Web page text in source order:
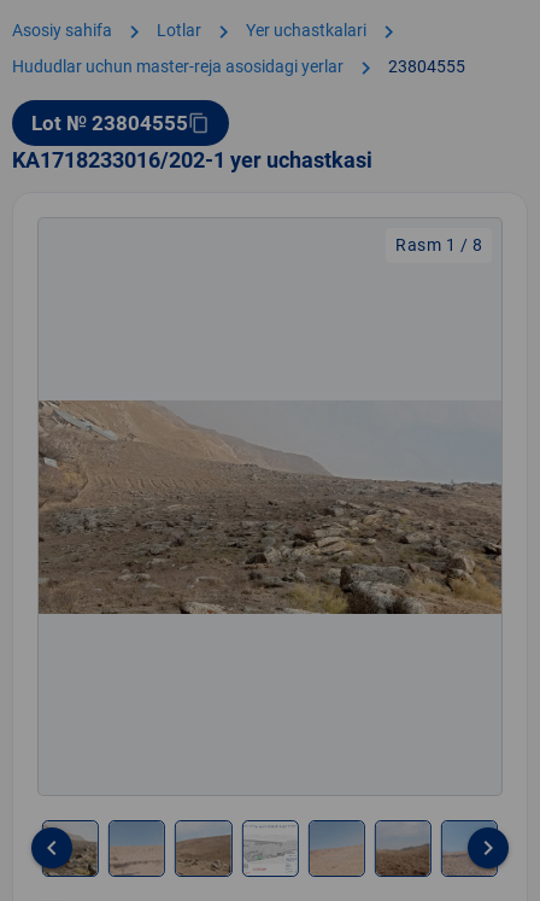
Asosiy sahifa chevron_right Lotlar chevron_right Yer uchastkalari chevron_right
Hududlar uchun master-reja asosidagi yerlar chevron_right 23804555
Lot № 23804555content_copy
KA1718233016/202-1 yer uchastkasi
Rasm 1 / 8
keyboard_arrow_left keyboard_arrow_right